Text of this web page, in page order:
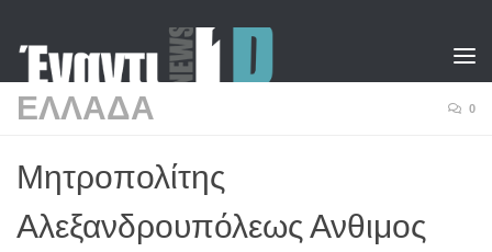
ΕΛΛΑΔΑ 0
Μητροπολίτης
Αλεξανδρουπόλεως Ανθιμος